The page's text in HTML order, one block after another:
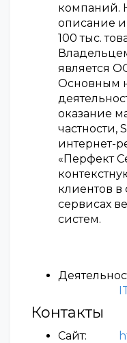
компаний.
описание и
100 тыс.
является
Основным
оказание
частности,
интернет-
«Перфект
клиентов
сервисах
систем.
Контакты
Сайт: